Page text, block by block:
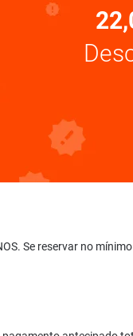
Se reservar no